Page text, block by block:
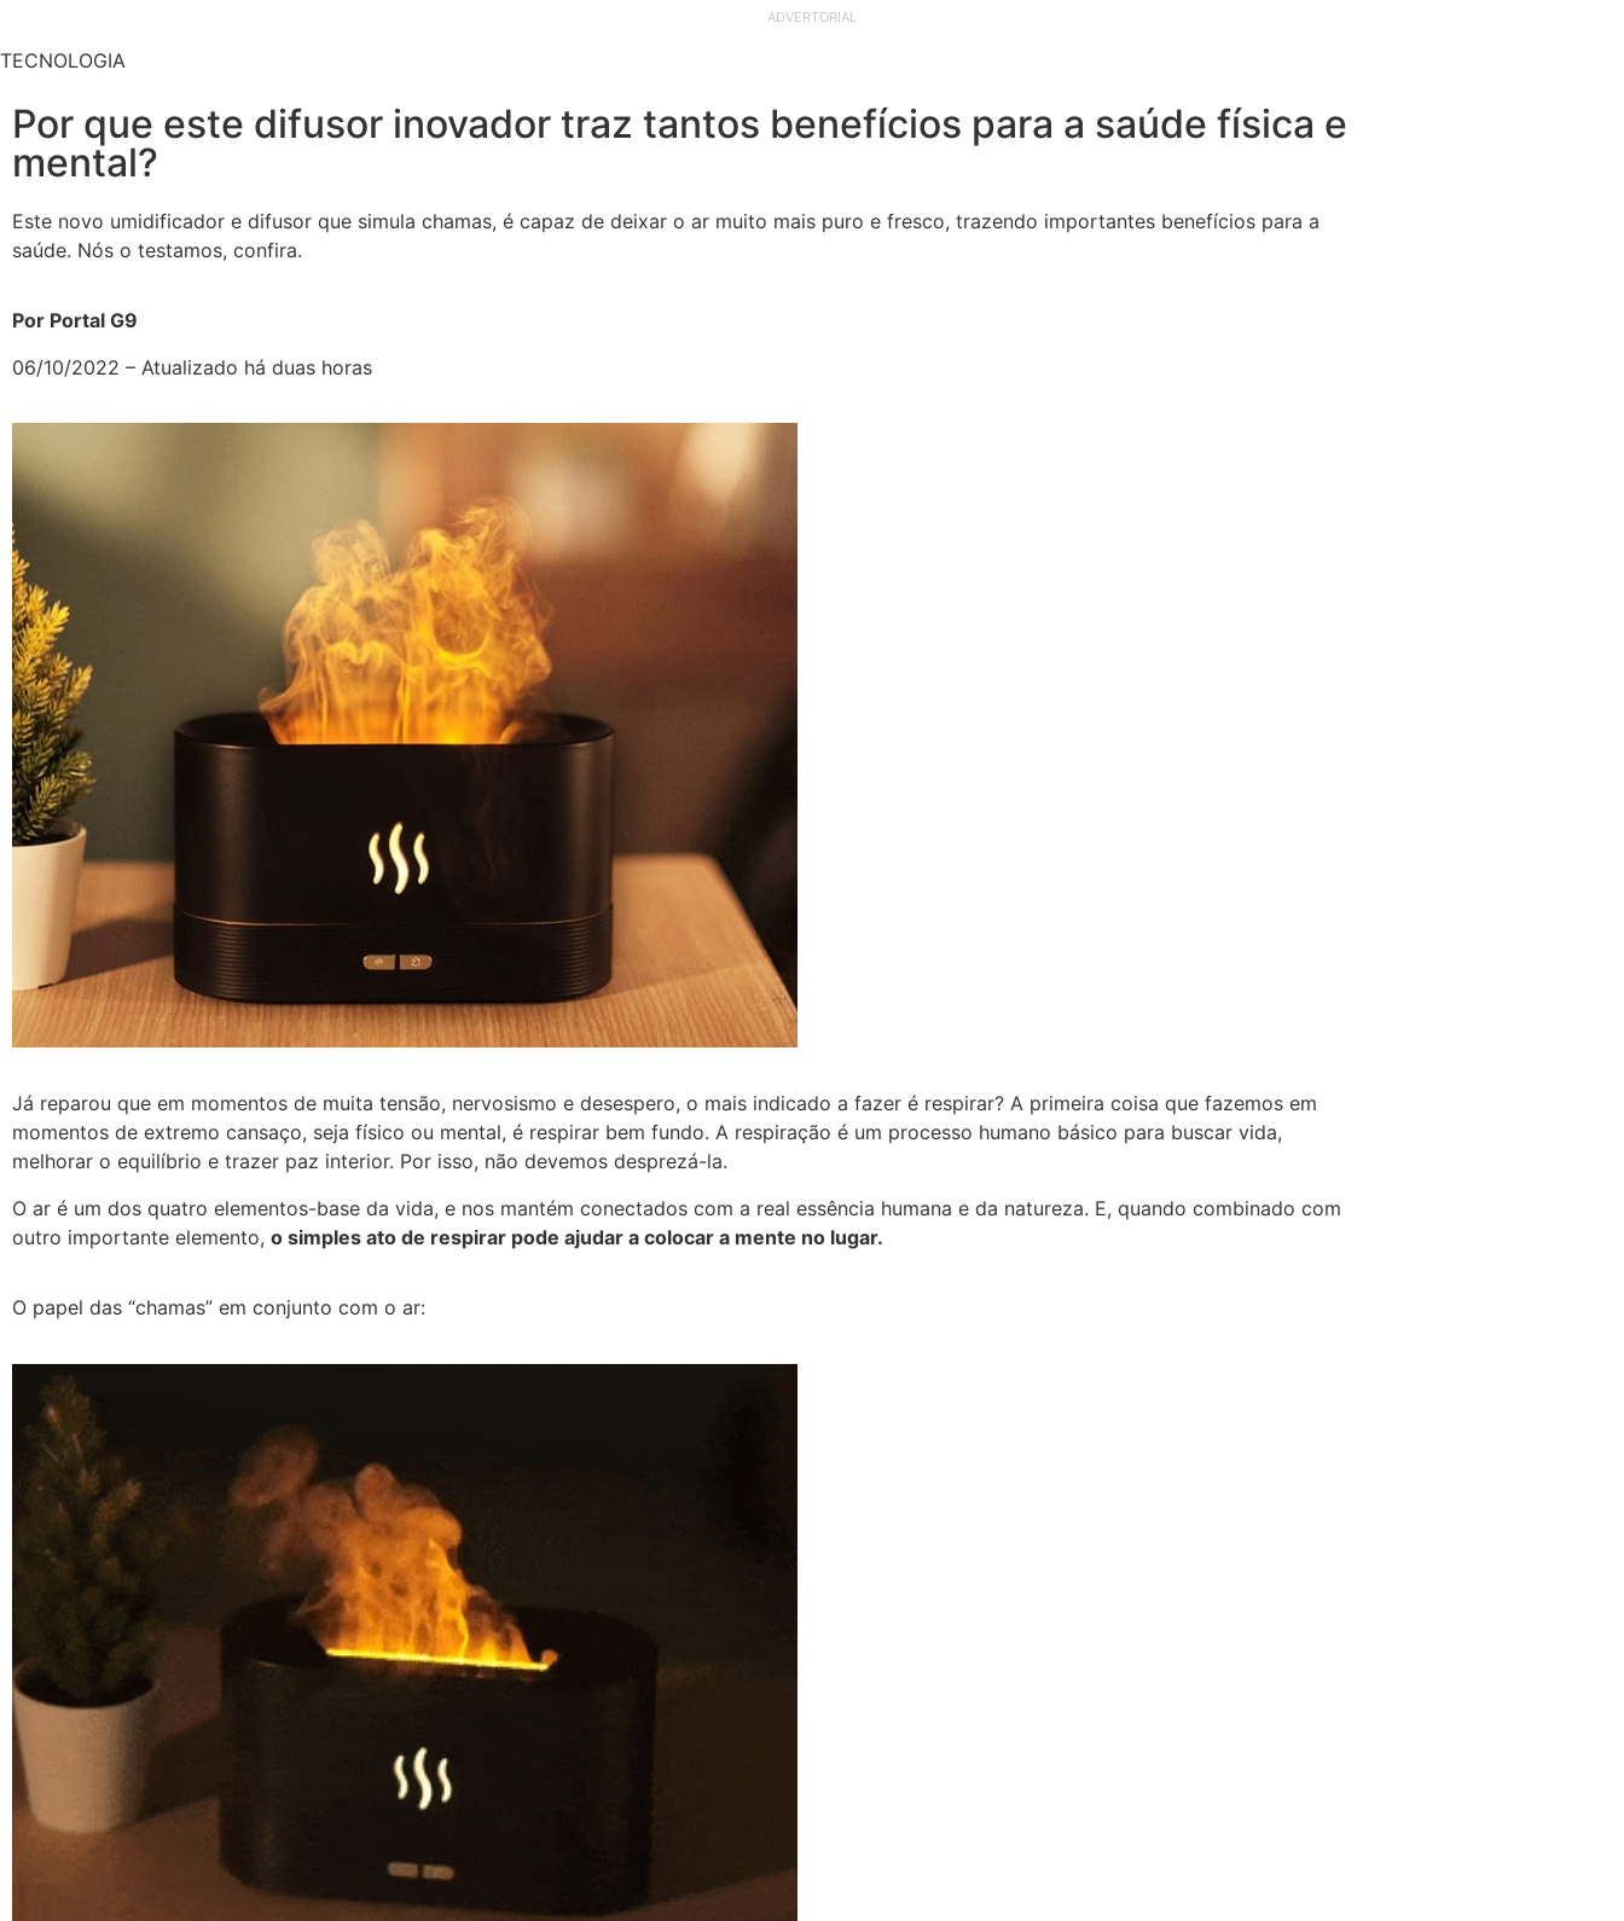
ADVERTORIAL
TECNOLOGIA
Por que este difusor inovador traz tantos benefícios para a saúde física e
mental?
Este novo umidificador e difusor que simula chamas, é capaz de deixar o ar muito mais puro e fresco, trazendo importantes benefícios para a
saúde. Nós o testamos, confira.
Por Portal G9
06/10/2022 – Atualizado há duas horas
Já reparou que em momentos de muita tensão, nervosismo e desespero, o mais indicado a fazer é respirar? A primeira coisa que fazemos em
momentos de extremo cansaço, seja físico ou mental, é respirar bem fundo. A respiração é um processo humano básico para buscar vida,
melhorar o equilíbrio e trazer paz interior. Por isso, não devemos desprezá-la.
O ar é um dos quatro elementos-base da vida, e nos mantém conectados com a real essência humana e da natureza. E, quando combinado com
outro importante elemento, o simples ato de respirar pode ajudar a colocar a mente no lugar.
O papel das “chamas” em conjunto com o ar: